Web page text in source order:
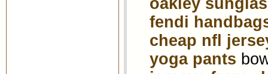
oakley
fendi
cheap nfl
yoga pants